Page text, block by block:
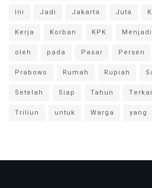
Ini
Jadi Jakarta Juta
Kerja
Korban KPK Menjadi
oleh
pada Pasar Persen
Prabowo
Rumah Rupiah
Setelah
Siap Tahun
Triliun
untuk Warga yang